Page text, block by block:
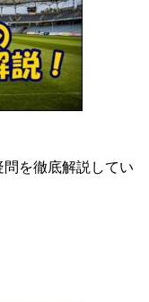
を徹底解説してい